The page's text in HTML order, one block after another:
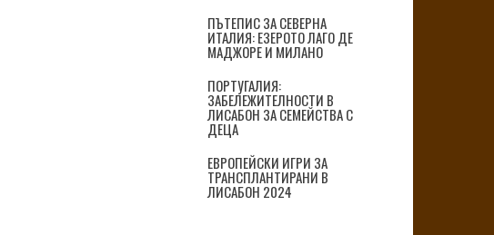
ПЪТЕПИС ЗА СЕВЕРНА
ИТАЛИЯ: ЕЗЕРОТО ЛАГО ДЕ
МАДЖОРЕ И МИЛАНО
ПОРТУГАЛИЯ:
ЗАБЕЛЕЖИТЕЛНОСТИ В
ЛИСАБОН ЗА СЕМЕЙСТВА С
ДЕЦА
ЕВРОПЕЙСКИ ИГРИ ЗА
ТРАНСПЛАНТИРАНИ В
ЛИСАБОН 2024